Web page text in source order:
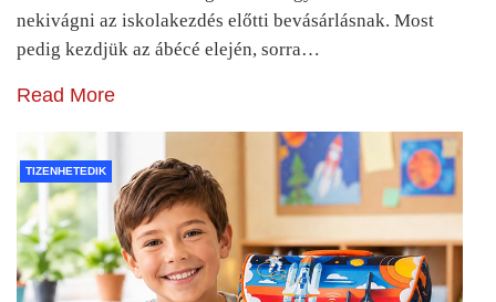
nekivágni az iskolakezdés előtti bevásárlásnak. Most
pedig kezdjük az ábécé elején, sorra…
Read More
TIZENHETEDIK